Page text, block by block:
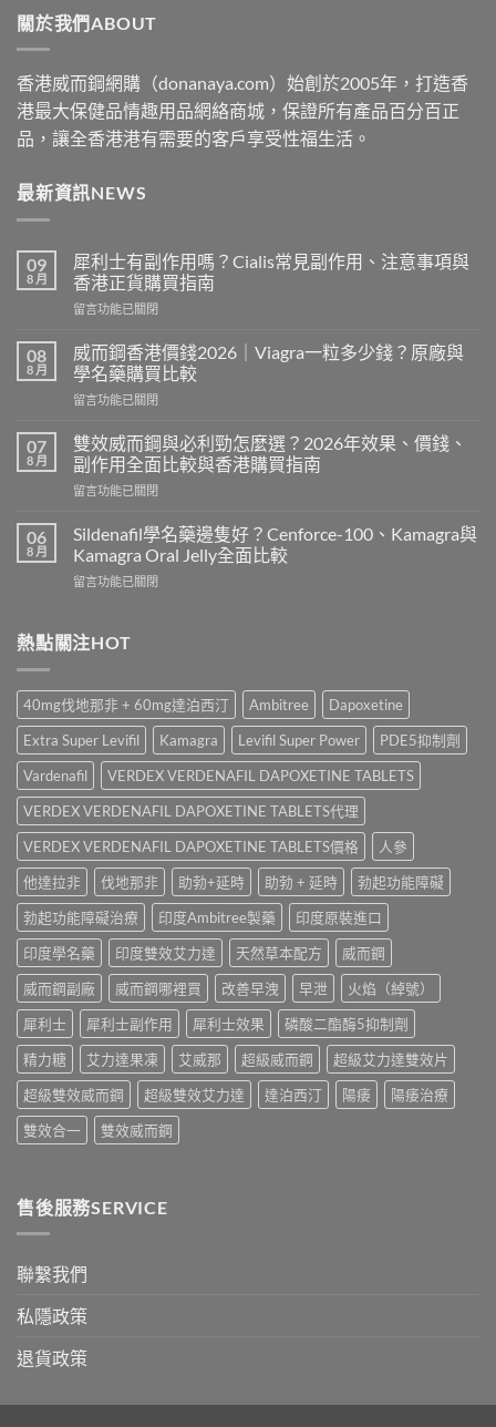
關於我們ABOUT
香港威而鋼網購（donanaya.com）始創於2005年，打造香
港最大保健品情趣用品網絡商城，保證所有產品百分百正
品，讓全香港港有需要的客戶享受性福生活。
最新資訊NEWS
09
8 月
犀利士有副作用嗎？Cialis常見副作用、注意事項與
香港正貨購買指南
在
利
士
有
副
用
嗎？
Cialis
常
副
作
注
項
港
正
貨
購
買
指
南〉
中
留言功能已關閉
08
8 月
威而鋼香港價錢2026｜Viagra一粒多少錢？原廠與
學名藥購買比較
在
而
鋼
香
港
錢
2026
Viagra
多
原
廠
與
學
名
藥
購
買
比
較〉
中
留言功能已關閉
07
8 月
雙效威而鋼與必利勁怎麼選？2026年效果、價錢、
副作用全面比較與香港購買指南
在
效
威
而
鋼
利
麼
選？
年
效
果、
價
錢、
副
作
用
全
面
比
較
與
香
港
購
指
南〉
中
留言功能已關閉
06
8 月
Sildenafil學名藥邊隻好？Cenforce-100、Kamagra與
Kamagra Oral Jelly全面比較
在
名
藥
隻
好？
Cenforce-
100、
Kamagra
與
Kamagra
Oral
Jelly
全
面
比
較〉
中
留言功能已關閉
熱點關注HOT
40mg伐地那非 + 60mg達泊西汀 Ambitree
Dapoxetine
Extra Super Levifil
Kamagra Levifil Super Power
PDE5抑制劑
Vardenafil
VERDEX VERDENAFIL DAPOXETINE TABLETS
VERDEX VERDENAFIL DAPOXETINE TABLETS代理
VERDEX VERDENAFIL DAPOXETINE TABLETS價格
人參
他達拉非
伐地那非 助勃+延時 助勃 + 延時
勃起功能障礙
勃起功能障礙治療
印度Ambitree製藥
印度原裝進口
印度學名藥
印度雙效艾力達 天然草本配方
威而鋼
威而鋼副廠
威而鋼哪裡買 改善早洩 早泄
火焰（綽號）
犀利士
犀利士副作用 犀利士效果
磷酸二酯酶5抑制劑
精力糖
艾力達果凍 艾威那 超級威而鋼
超級艾力達雙效片
超級雙效威而鋼
超級雙效艾力達 達泊西汀 陽痿
陽痿治療
雙效合一
雙效威而鋼
售後服務SERVICE
聯繫我們
私隱政策
退貨政策